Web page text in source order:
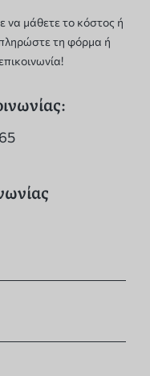
να μάθετε το κόστος ή
τη φόρμα ή